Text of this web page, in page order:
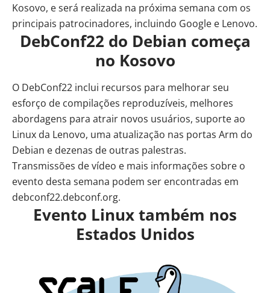
Kosovo, e será realizada na próxima semana com os
principais patrocinadores, incluindo Google e Lenovo.
DebConf22 do Debian começa
no Kosovo
O DebConf22 inclui recursos para melhorar seu
esforço de compilações reproduzíveis, melhores
abordagens para atrair novos usuários, suporte ao
Linux da Lenovo, uma atualização nas portas Arm do
Debian e dezenas de outras palestras.
Transmissões de vídeo e mais informações sobre o
evento desta semana podem ser encontradas em
debconf22.debconf.org.
Evento Linux também nos
Estados Unidos